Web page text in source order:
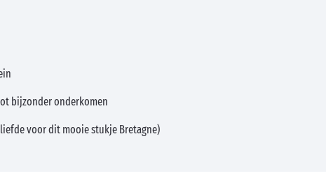
bijzonder onderkomen
voor dit mooie stukje Bretagne)